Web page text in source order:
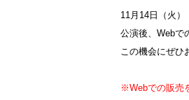
11月14日（火）
公演後、Webで
この機会にぜひ
※Webでの販売